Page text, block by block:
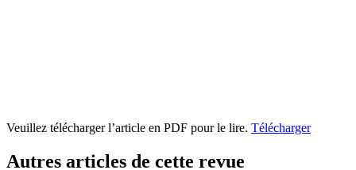
Veuillez télécharger l’article en PDF pour le lire. Télécharger
Autres articles de cette revue